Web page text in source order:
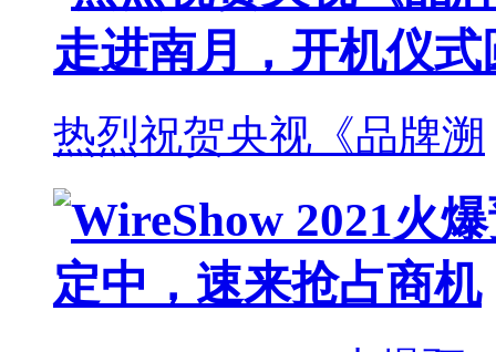
热烈祝贺央视《品牌溯